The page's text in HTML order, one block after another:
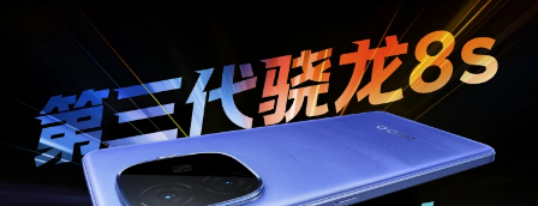
X300 E X Fold6
S60 S60 元气版
iQOO Z9x
iQOO Z9 Turbo